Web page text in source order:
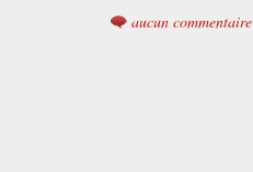
aucun commentaire